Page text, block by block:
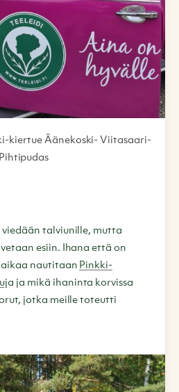
kiertue Äänekoski- Viitasaari-
Pihtipudas
viedään talviunille, mutta
esiin. Ihana että on
nautitaan Pinkki-
a ja mikä ihaninta korvissa
jotka meille toteutti